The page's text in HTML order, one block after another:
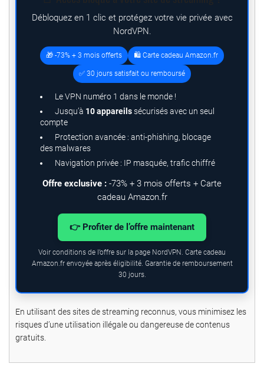
Débloquez en 1 clic et protégez votre vie privée avec
NordVPN.
🎁 -73% + 3 mois offerts 🛍️ Carte cadeau Amazon.fr
✅ 30 jours satisfait ou remboursé
Le VPN numéro 1 dans le monde !
Jusqu’à 10 appareilssécurisés avec un seul
compte
Protection avancée : anti-phishing, blocage
des malwares
Navigation privée : IP masquée, trafic chiffré
Offre exclusive : -73% + 3 mois offerts + Carte
cadeau Amazon.fr
👉 Profiter de l’offre maintenant
Voir conditions de l’offre sur la page NordVPN. Carte cadeau
Amazon.fr envoyée après éligibilité. Garantie de remboursement
30 jours.
En utilisant des sites de streaming reconnus, vous minimisez les
risques d’une utilisation illégale ou dangereuse de contenus
gratuits.